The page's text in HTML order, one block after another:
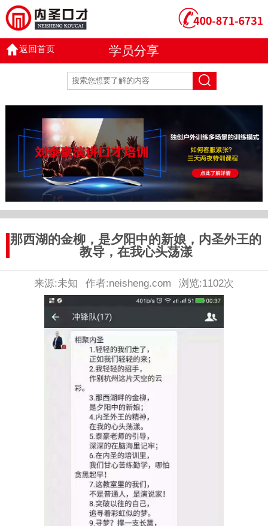
返回首页 学员分享
那西湖的金柳，是夕阳中的新娘，内圣外王的
教导，在我心头荡漾
来源:未知 作者:neisheng.com 浏览:1102次